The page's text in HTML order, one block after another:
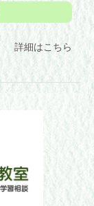
詳細はこちら